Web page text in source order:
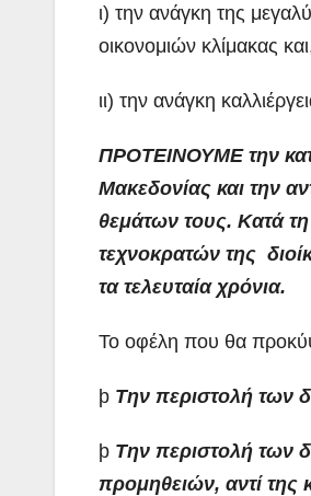
ι) την ανάγκη της
οικονομιών κλίμακας
ιι) την ανάγκη
ΠΡΟΤΕΙΝΟΥΜΕ την
Μακεδονίας και την
θεμάτων τους. Κατά
τεχνοκρατών της
τα τελευταία χρόνια.
Το οφέλη που θα
þ Την περιστολή των
þ Την περιστολή των
προμηθειών, αντί της